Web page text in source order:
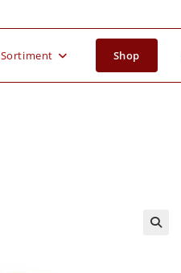
Sortiment Shop